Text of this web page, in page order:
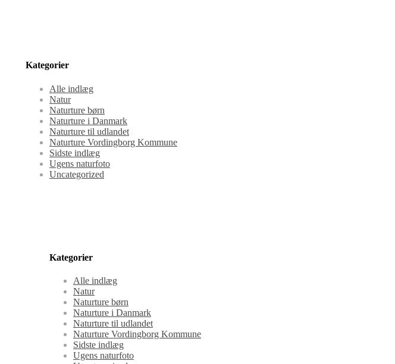
Kategorier
Alle indlæg
Natur
Naturture børn
Naturture i Danmark
Naturture til udlandet
Naturture Vordingborg Kommune
Sidste indlæg
Ugens naturfoto
Uncategorized
Kategorier
Alle indlæg
Natur
Naturture børn
Naturture i Danmark
Naturture til udlandet
Naturture Vordingborg Kommune
Sidste indlæg
Ugens naturfoto